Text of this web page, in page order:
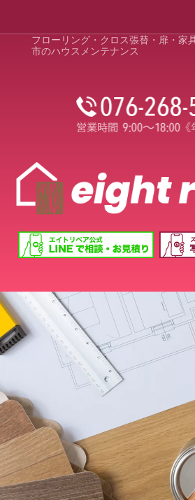
フローリング・クロス張替・扉・家
市のハウスメンテナンス